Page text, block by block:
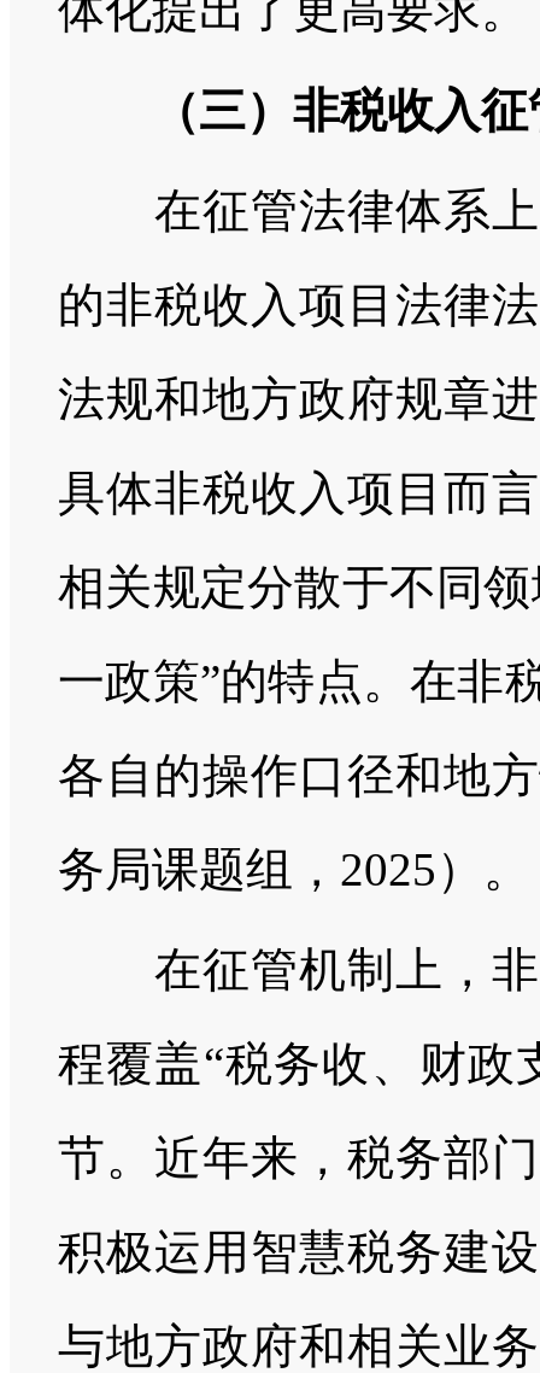
（三）非税收入征
在征管法律体系上
的非税收入项目法律
法规和地方政府规章
具体非税收入项目而
相关规定分散于不同
一政策”的特点。在非
各自的操作口径和地
务局课题组，2025）。
在征管机制上，非
程覆盖“税务收、财政
节。近年来，税务部
积极运用智慧税务建
与地方政府和相关业